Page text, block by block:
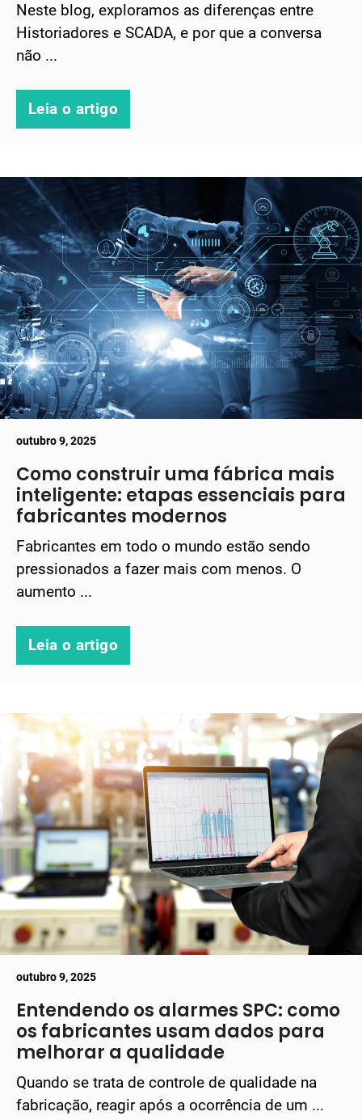
Neste blog, exploramos as diferenças entre
Historiadores e SCADA, e por que a conversa
não ...
Leia o artigo
outubro 9, 2025
Como construir uma fábrica mais
inteligente: etapas essenciais para
fabricantes modernos
Fabricantes em todo o mundo estão sendo
pressionados a fazer mais com menos. O
aumento ...
Leia o artigo
outubro 9, 2025
Entendendo os alarmes SPC: como
os fabricantes usam dados para
melhorar a qualidade
Quando se trata de controle de qualidade na
fabricação, reagir após a ocorrência de um ...